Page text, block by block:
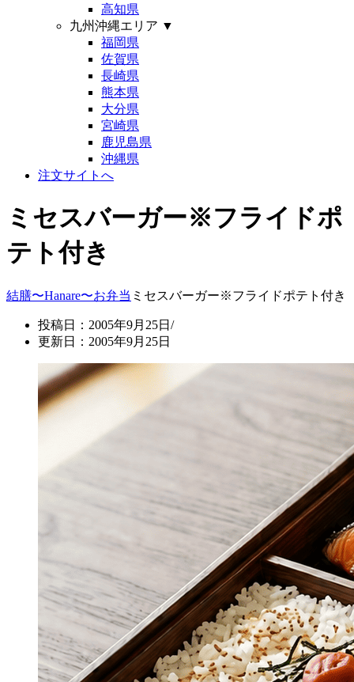
高知県
九州沖縄エリア ▼
福岡県
佐賀県
長崎県
熊本県
大分県
宮崎県
鹿児島県
沖縄県
注文サイトへ
ミセスバーガー※フライドポ
テト付き
結膳〜Hanare〜お弁当 ミセスバーガー※フライドポテト付き
投稿日：2005年9月25日/
更新日：2005年9月25日